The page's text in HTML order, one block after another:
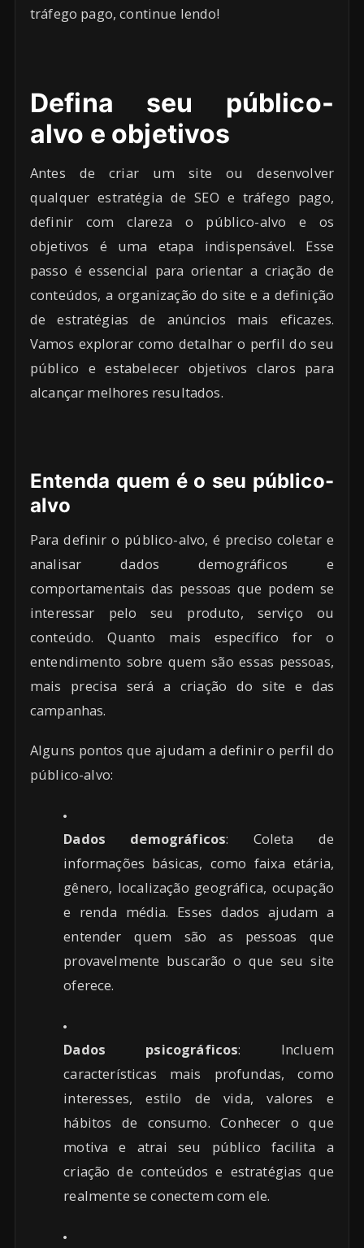
tráfego pago, continue lendo!
Defina seu público-
alvo e objetivos
Antes de criar um site ou desenvolver
qualquer estratégia de SEO e tráfego pago,
definir com clareza o público-alvo e os
objetivos é uma etapa indispensável. Esse
passo é essencial para orientar a criação de
conteúdos, a organização do site e a definição
de estratégias de anúncios mais eficazes.
Vamos explorar como detalhar o perfil do seu
público e estabelecer objetivos claros para
alcançar melhores resultados.
Entenda quem é o seu público-
alvo
Para definir o público-alvo, é preciso coletar e
analisar dados demográficos e
comportamentais das pessoas que podem se
interessar pelo seu produto, serviço ou
conteúdo. Quanto mais específico for o
entendimento sobre quem são essas pessoas,
mais precisa será a criação do site e das
campanhas.
Alguns pontos que ajudam a definir o perfil do
público-alvo:
Dados demográficos: Coleta de
informações básicas, como faixa etária,
gênero, localização geográfica, ocupação
e renda média. Esses dados ajudam a
entender quem são as pessoas que
provavelmente buscarão o que seu site
oferece.
Dados psicográficos: Incluem
características mais profundas, como
interesses, estilo de vida, valores e
hábitos de consumo. Conhecer o que
motiva e atrai seu público facilita a
criação de conteúdos e estratégias que
realmente se conectem com ele.